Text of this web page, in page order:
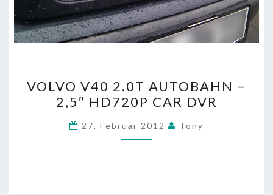
V40
2.0T
AUTOBAHN
–
VOLVO V40 2.0T AUTOBAHN –
2,5″ HD720P CAR DVR
27. Februar 2012 Tony